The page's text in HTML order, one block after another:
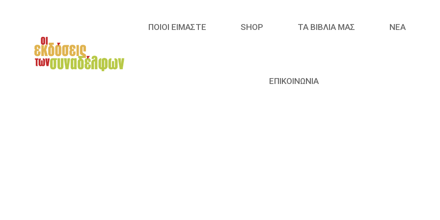
ΠΟΙΟΙ ΕΙΜΑΣΤΕ SHOP ΤΑ ΒΙΒΛΙΑ ΜΑΣ ΝΈΑ
ΕΠΙΚΟΙΝΩΝΙΑ